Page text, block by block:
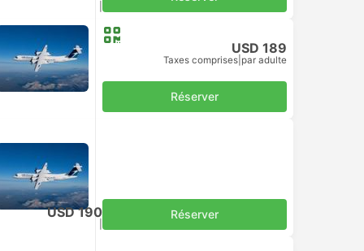
USD 189
Taxes comprises par adulte
Réserver
USD 190 Réserver